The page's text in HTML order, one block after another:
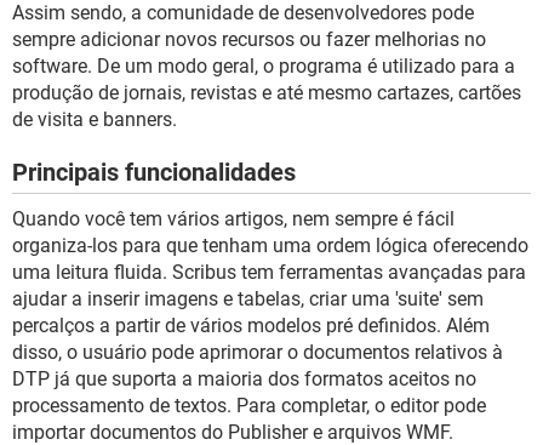
GUIA DE COMPRAS
Assim sendo, a comunidade de desenvolvedores pode
sempre adicionar novos recursos ou fazer melhorias no
software. De um modo geral, o programa é utilizado para a
produção de jornais, revistas e até mesmo cartazes, cartões
de visita e banners.
Principais funcionalidades
Quando você tem vários artigos, nem sempre é fácil
organiza-los para que tenham uma ordem lógica oferecendo
uma leitura fluida. Scribus tem ferramentas avançadas para
ajudar a inserir imagens e tabelas, criar uma 'suite' sem
percalços a partir de vários modelos pré definidos. Além
disso, o usuário pode aprimorar o documentos relativos à
DTP já que suporta a maioria dos formatos aceitos no
processamento de textos. Para completar, o editor pode
importar documentos do Publisher e arquivos WMF.